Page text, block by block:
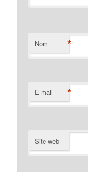
Nom *
E-mail *
Site web